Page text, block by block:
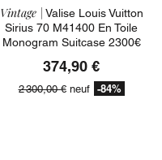
Vintage | Valise Louis Vuitton
Sirius 70 M41400 En Toile
Monogram Suitcase 2300€
374,90 €
2 300,00 €neuf -84%